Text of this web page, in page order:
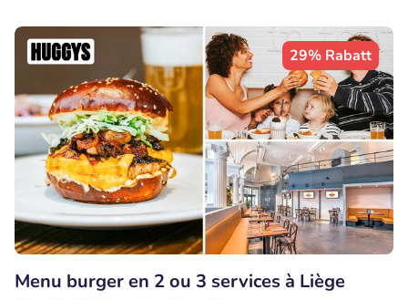
29% Rabatt
Menu burger en 2 ou 3 services à Liège